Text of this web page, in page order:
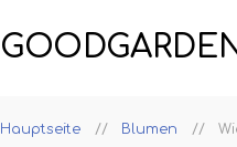
Hauptseite Blumen